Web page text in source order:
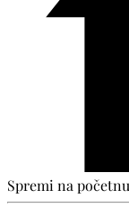
Spremi na početnu